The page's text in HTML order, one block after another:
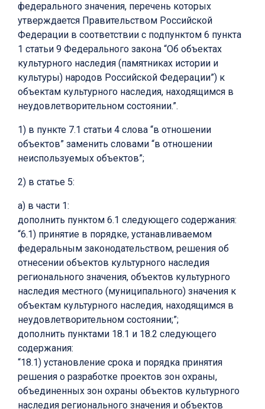
федерального значения, перечень которых
утверждается Правительством Российской
Федерации в соответствии с подпунктом 6 пункта
1 статьи 9 Федерального закона “Об объектах
культурного наследия (памятниках истории и
культуры) народов Российской Федерации”) к
объектам культурного наследия, находящимся в
неудовлетворительном состоянии.”.
1) в пункте 7.1 статьи 4 слова “в отношении
объектов” заменить словами “в отношении
неиспользуемых объектов”;
2) в статье 5:
а) в части 1:
дополнить пунктом 6.1 следующего содержания:
“6.1) принятие в порядке, устанавливаемом
федеральным законодательством, решения об
отнесении объектов культурного наследия
регионального значения, объектов культурного
наследия местного (муниципального) значения к
объектам культурного наследия, находящимся в
неудовлетворительном состоянии;”;
дополнить пунктами 18.1 и 18.2 следующего
содержания:
“18.1) установление срока и порядка принятия
решения о разработке проектов зон охраны,
объединенных зон охраны объектов культурного
наследия регионального значения и объектов